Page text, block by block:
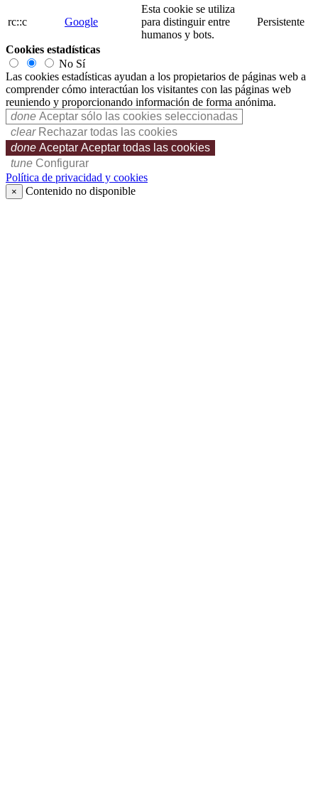
rc::c Google
Esta cookie se utiliza
para distinguir entre
humanos y bots.
Persistente
Cookies estadísticas
No Sí
Las cookies estadísticas ayudan a los propietarios de páginas web a
comprender cómo interactúan los visitantes con las páginas web
reuniendo y proporcionando información de forma anónima.
done Aceptar sólo las cookies seleccionadas
clear Rechazar todas las cookies
done Aceptar Aceptar todas las cookies
tune Configurar
Política de privacidad y cookies
× Contenido no disponible